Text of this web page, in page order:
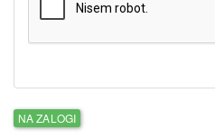
NA ZALOGI